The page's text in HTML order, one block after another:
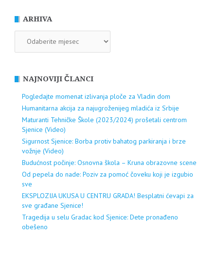
ARHIVA
NAJNOVIJI ČLANCI
Pogledajte momenat izlivanja ploče za Vladin dom
Humanitarna akcija za najugroženijeg mladića iz Srbije
Maturanti Tehničke Škole (2023/2024) prošetali centrom
Sjenice (Video)
Sigurnost Sjenice: Borba protiv bahatog parkiranja i brze
vožnje (Video)
Budućnost počinje: Osnovna škola – Kruna obrazovne scene
Od pepela do nade: Poziv za pomoć čoveku koji je izgubio
sve
EKSPLOZIJA UKUSA U CENTRU GRADA! Besplatni ćevapi za
sve građane Sjenice!
Tragedija u selu Gradac kod Sjenice: Dete pronađeno
obešeno